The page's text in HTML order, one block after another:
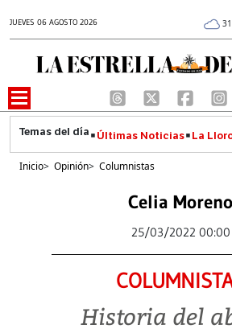
JUEVES 06 AGOSTO 2026
Últimas Noticias La
Inicio> Opinión> Columnistas
Celia Moreno
25/03/2022 00:00
Historia del